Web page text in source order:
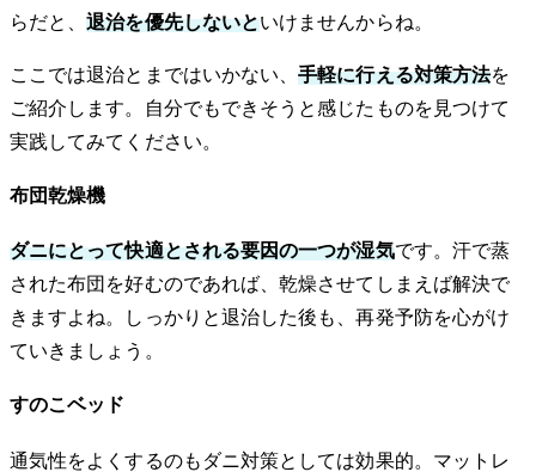
らだと、退治を優先しないといけませんからね。
ここでは退治とまではいかない、手軽に行える対策方法を
ご紹介します。自分でもできそうと感じたものを見つけて
実践してみてください。
布団乾燥機
ダニにとって快適とされる要因の一つが湿気です。汗で蒸
された布団を好むのであれば、乾燥させてしまえば解決で
きますよね。しっかりと退治した後も、再発予防を心がけ
ていきましょう。
すのこベッド
通気性をよくするのもダニ対策としては効果的。マットレ